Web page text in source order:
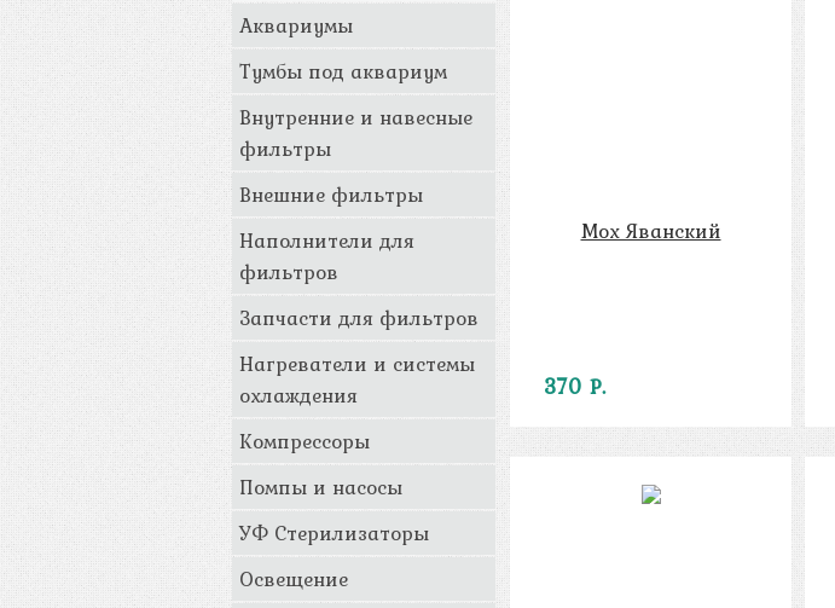
Аквариумы
Тумбы под аквариум
Внутренние и навесные
фильтры
Внешние фильтры
Наполнители для
фильтров
Запчасти для фильтров
Нагреватели и системы
охлаждения
Компрессоры
Помпы и насосы
УФ Стерилизаторы
Освещение
Мох Яванский
370 Р.